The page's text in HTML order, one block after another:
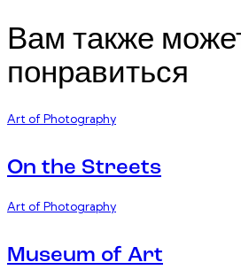
Вам также
понравиться
Art of Photography
On the Streets
Art of Photography
Museum of Art